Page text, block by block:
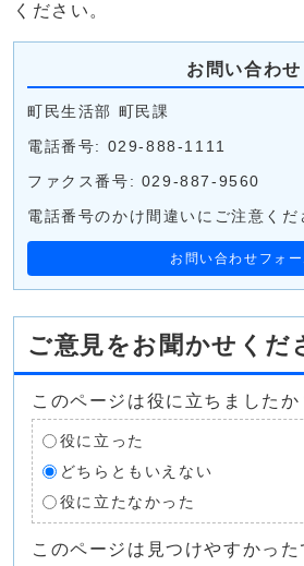
ください。
お問い合わせ
町民生活部 町民課
電話番号: 029-888-1111
ファクス番号: 029-887-9560
電話番号のかけ間違いにご注意くだ
お問い合わせフォー
ご意見をお聞かせくだ
このページは役に立ちましたか
役に立った
どちらともいえない
役に立たなかった
このページは見つけやすかった